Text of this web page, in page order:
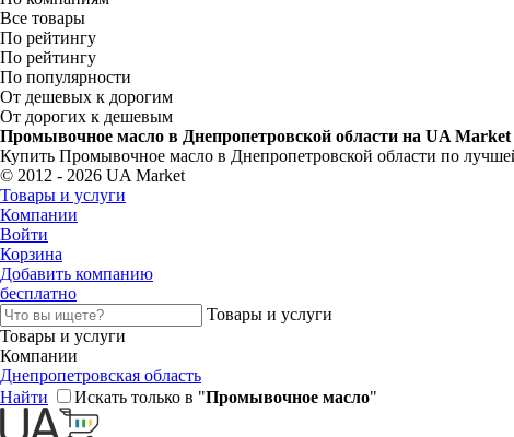
Все товары
По рейтингу
По рейтингу
По популярности
От дешевых к дорогим
От дорогих к дешевым
Промывочное масло в Днепропетровской области на UA Market
Купить Промывочное масло в Днепропетровской области по
© 2012 - 2026 UA Market
Товары и услуги
Компании
Войти
Корзина
Добавить компанию
бесплатно
Товары и услуги
Товары и услуги
Компании
Днепропетровская область
Найти
Искать только в "Промывочное масло"